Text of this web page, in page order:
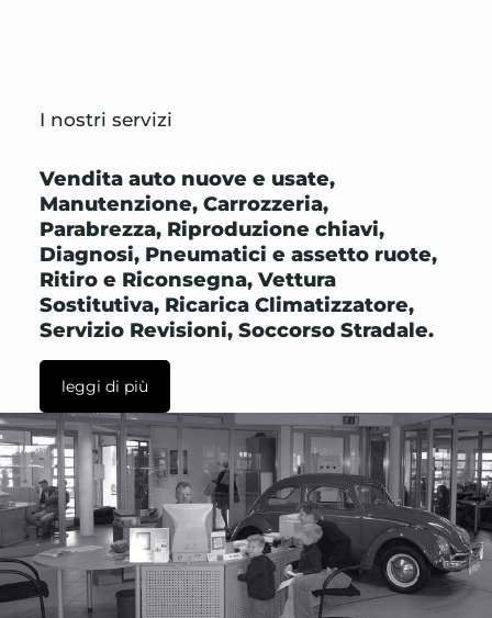
I nostri servizi
Vendita auto nuove e usate,
Manutenzione, Carrozzeria,
Parabrezza, Riproduzione chiavi,
Diagnosi, Pneumatici e assetto ruote,
Ritiro e Riconsegna, Vettura
Sostitutiva, Ricarica Climatizzatore,
Servizio Revisioni, Soccorso Stradale.
leggi di più